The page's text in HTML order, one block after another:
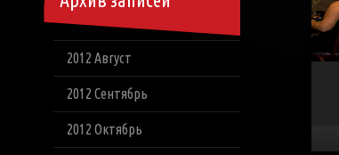
2012 Август
2012 Сентябрь
2012 Октябрь